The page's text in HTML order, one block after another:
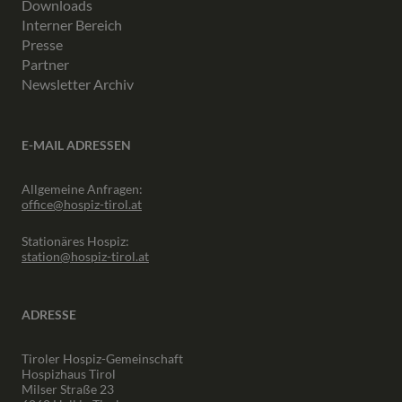
Downloads
Interner Bereich
Presse
Partner
Newsletter Archiv
E-MAIL ADRESSEN
Allgemeine Anfragen:
office@hospiz-tirol.at
Stationäres Hospiz:
station@hospiz-tirol.at
ADRESSE
Tiroler Hospiz-Gemeinschaft
Hospizhaus Tirol
Milser Straße 23